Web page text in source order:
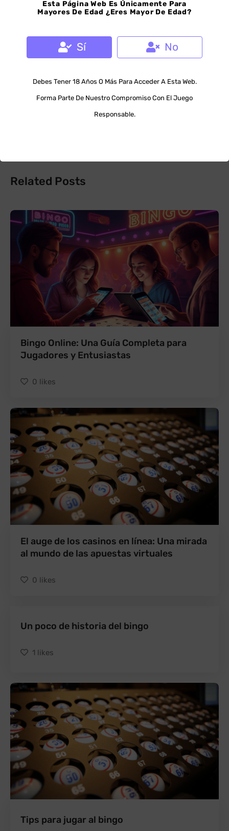
Esta Página Web Es Únicamente Para
Mayores De Edad ¿Eres Mayor De Edad?
Sí No
Debes Tener 18 Años O Más Para Acceder A Esta Web.
Forma Parte De Nuestro Compromiso Con El Juego
Responsable.
0
Auto tachador bingo
Related Posts
Bingo Online: Una Guía Completa para
Jugadores y Entusiastas
0 likes
El auge de los casinos en línea: Una mirada
al mundo de las apuestas virtuales
0 likes
Un poco de historia del bingo
1 likes
Tips para jugar al bingo